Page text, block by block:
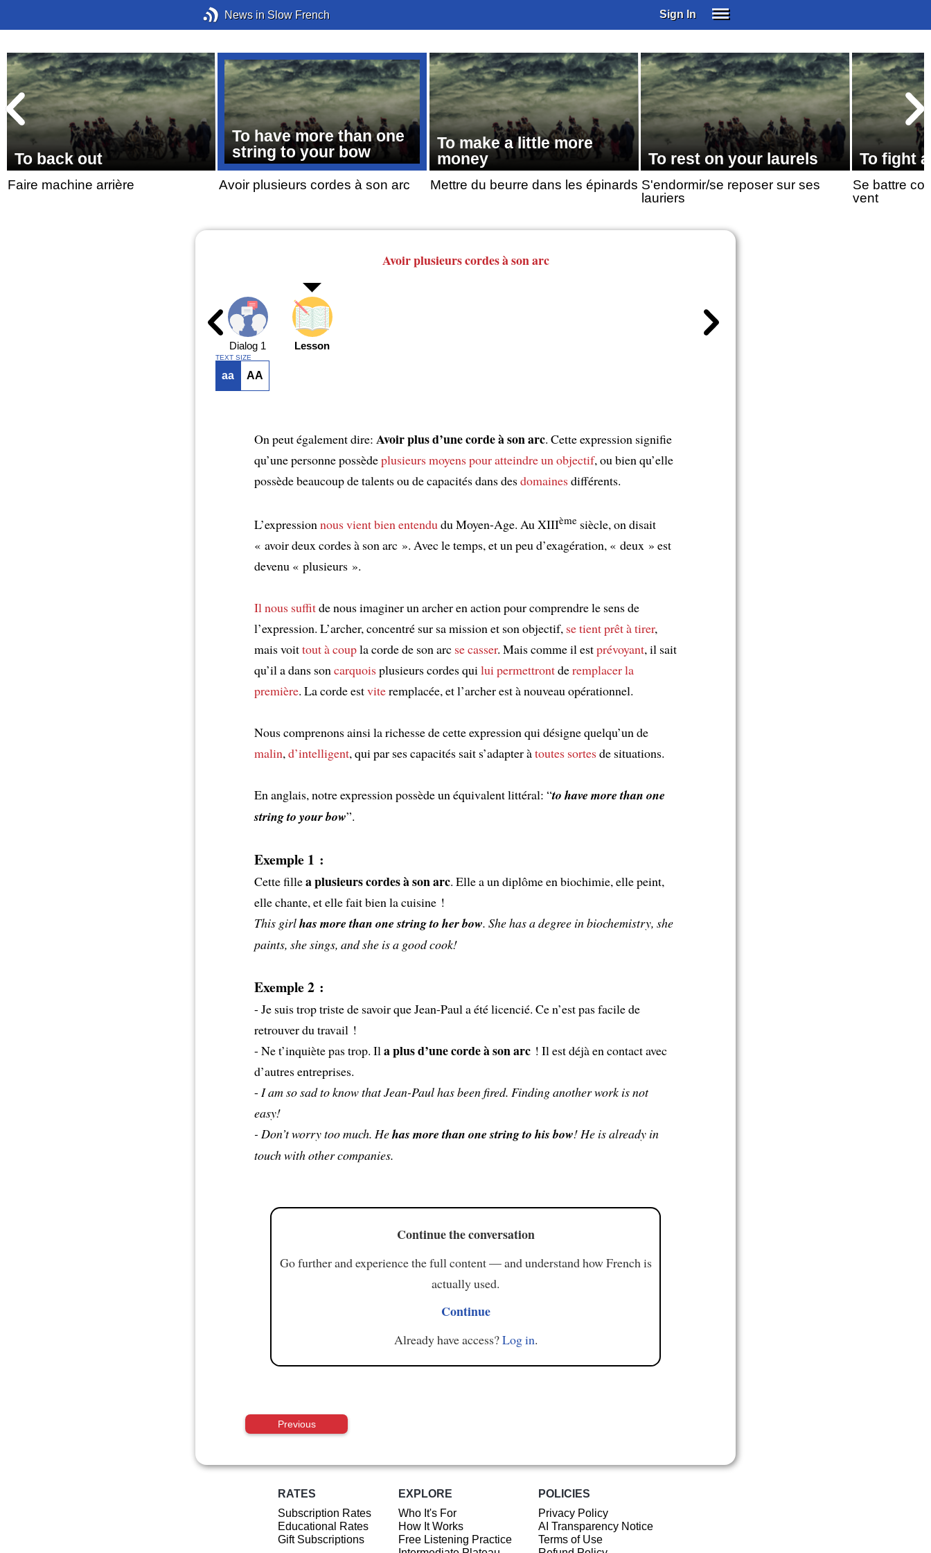
News in Slow French Sign In
SUBSCRIBE
EDUCATIONAL LICENSES
GIFT CARDS
OTHER LANGUAGES
ABOUT US
ALEXA
ADJUST COLORS
To back out
Faire machine arrière
To have more than one
string to your bow
Avoir plusieurs cordes à son arc
To make a little more
money
Mettre du beurre dans les épinards
To rest on your laurels
S'endormir/se reposer sur ses
lauriers
To fight
Se battre
vent
Avoir plusieurs cordesà son arc
Dialog 1 Lesson
TEXT SIZE
aa AA
On peut également dire: Avoir plus d’une corde à son arc. Cette expression signifie
qu’une personne possèdeplusieurs moyenspour atteindre un objectif, ou bien qu’elle
possède beaucoup de talents ou de capacités dans desdomainesdifférents.
L’expression nous vientbien entendu du Moyen-Age. Au XIIIèmesiècle, on disait
« avoir deux cordes à son arc ». Avec le temps, et un peu d’exagération, « deux » est
devenu « plusieurs ».
Il nous suffitde nous imaginer un archer en action pour comprendre le sens de
l’expression. L’archer, concentré sur sa mission et son objectif, se tient prêt à tirer,
mais voittout à coupla corde de son arc se casser. Mais comme il estprévoyant, il sait
qu’il a dans son carquoisplusieurs cordes qui lui permettrontderemplacerla
première. La corde estviteremplacée, et l’archer est à nouveau opérationnel.
Nous comprenons ainsi la richesse de cette expression qui désigne quelqu’un de
malin, d’intelligent, qui par ses capacités sait s’adapter àtoutes sortesde situations.
En anglais, notre expression possède un équivalent littéral: “to have more than one
string to your bow”.
Exemple 1 :
Cette fillea plusieurs cordes à son arc. Elle a un diplôme en biochimie, elle peint,
elle chante, et elle fait bien la cuisine !
This girlhas more than one string to her bow. She has a degree in biochemistry, she
paints, she sings, and she is a good cook!
Exemple 2 :
- Je suis trop triste de savoir que Jean-Paul a été licencié. Ce n’est pas facile de
retrouver du travail !
- Ne t’inquiète pas trop. Il a plus d’une corde à son arc! Il est déjà en contact avec
d’autres entreprises.
- I am so sad to know that Jean-Paul has been fired. Finding another work is not
easy!
- Don’t worry too much. Hehas more than one string to his bow! He is already in
touch with other companies.
Continue the conversation
Go further and experience the full content — and understand how French is
actually used.
Continue
Already have access?Log in.
Previous
RATES
Subscription Rates
Educational Rates
Gift Subscriptions
EXPLORE
Who It's For
How It Works
Free Listening Practice
POLICIES
Privacy Policy
AI Transparency Notice
Terms of Use